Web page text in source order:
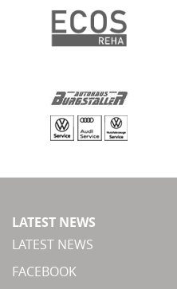
LATEST NEWS
LATEST NEWS
FACEBOOK